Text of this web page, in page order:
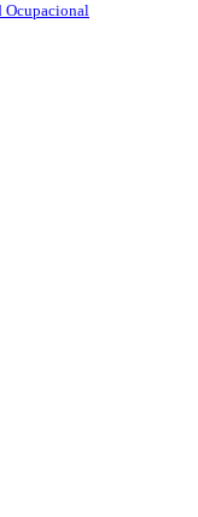
Ocupacional